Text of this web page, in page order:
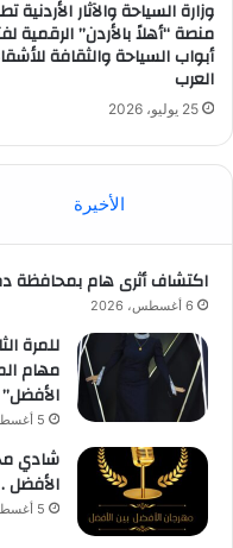
وزارة السياحة والآثار الأردنية
منصة “أهلاً بالأردن” الرقمية
أبواب السياحة والثقافة
العرب
25 يوليو، 2026
الأخيرة
اكتشاف أثرى هام بمحافظة
6 أغسطس، 2026
للمرة
مهام
5 أغسطس، 2026
شادي
الأفضل .
5 أغسطس، 2026